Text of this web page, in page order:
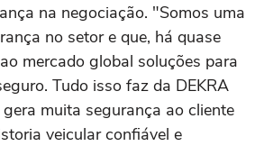
na negociação. "Somos uma
no setor e que, há quase
mercado global soluções para
Tudo isso faz da DEKRA
muita segurança ao cliente
veicular confiável e